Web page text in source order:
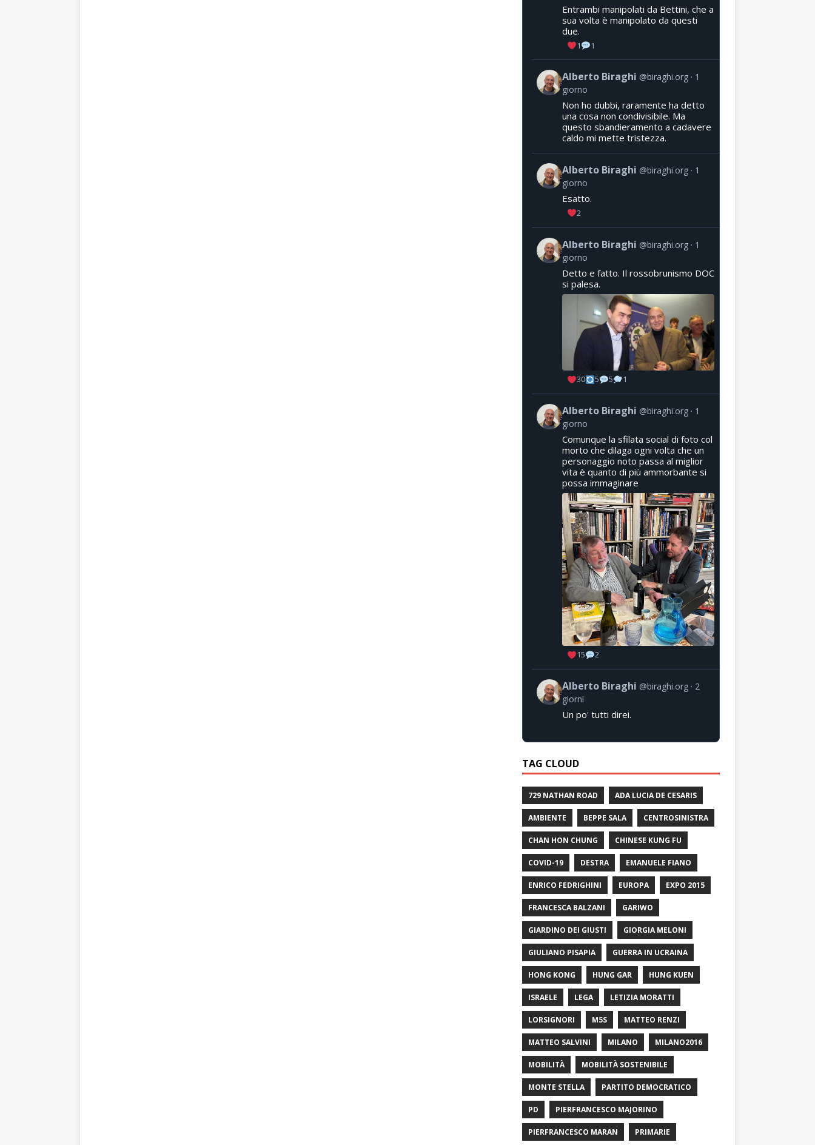
Entrambi manipolati da Bettini, che a
sua volta è manipolato da questi
due.
1 1
Alberto Biraghi @biraghi.org
1
giorno
Non ho dubbi, raramente ha detto
una cosa non condivisibile. Ma
questo sbandieramento a cadavere
caldo mi mette tristezza.
Alberto Biraghi @biraghi.org
1
giorno
Esatto.
2
Alberto Biraghi @biraghi.org
1
giorno
Detto e fatto. Il rossobrunismo DOC
si palesa.
30 5 5 1
Alberto Biraghi @biraghi.org
1
giorno
Comunque la sfilata social di foto col
morto che dilaga ogni volta che un
personaggio noto passa al miglior
vita è quanto di più ammorbante si
possa immaginare
15 2
Alberto Biraghi @biraghi.org
2
giorni
Un po' tutti direi.
TAG CLOUD
729 NATHAN ROAD ADA LUCIA DE CESARIS
AMBIENTE BEPPE SALA CENTROSINISTRA
CHAN HON CHUNG CHINESE KUNG FU
COVID-19 DESTRA EMANUELE FIANO
ENRICO FEDRIGHINI EUROPA EXPO 2015
FRANCESCA BALZANI GARIWO
GIARDINO DEI GIUSTI GIORGIA MELONI
GIULIANO PISAPIA GUERRA IN UCRAINA
HONG KONG HUNG GAR HUNG KUEN
ISRAELE LEGA LETIZIA MORATTI
LORSIGNORI M5S MATTEO RENZI
MATTEO SALVINI MILANO MILANO2016
MOBILITÀ MOBILITÀ SOSTENIBILE
MONTE STELLA PARTITO DEMOCRATICO
PD PIERFRANCESCO MAJORINO
PIERFRANCESCO MARAN PRIMARIE